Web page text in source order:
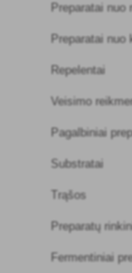
Preparatai nuo
Preparatai nuo
Repelentai
Veisimo
Pagalbiniai
Substratai
Trąšos
Preparatų
Fermentiniai